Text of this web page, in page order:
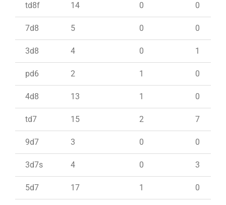
td8f 14 0 0
7d8 5 0 0
3d8 4 0 1
pd6 2 1 0
4d8 13 1 0
td7 15 2 7
9d7 3 0 0
3d7s 4 0 3
5d7 17 1 0